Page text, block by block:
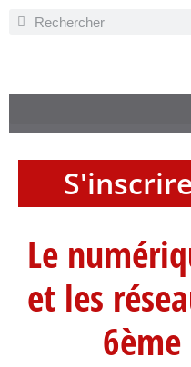
Le
et les